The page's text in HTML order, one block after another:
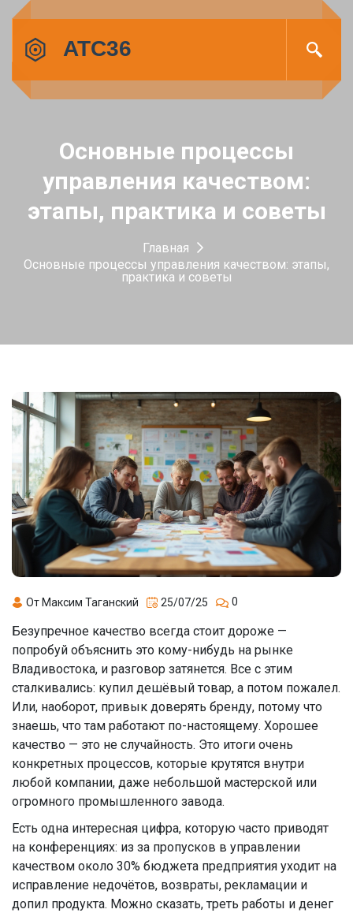
Основные процессы
управления качеством:
этапы, практика и советы
Главная
Основные процессы управления качеством: этапы,
практика и советы
От Максим Таганский 25/07/25 0
Безупречное качество всегда стоит дороже —
попробуй объяснить это кому-нибудь на рынке
Владивостока, и разговор затянется. Все с этим
сталкивались: купил дешёвый товар, а потом пожалел.
Или, наоборот, привык доверять бренду, потому что
знаешь, что там работают по-настоящему. Хорошее
качество — это не случайность. Это итоги очень
конкретных процессов, которые крутятся внутри
любой компании, даже небольшой мастерской или
огромного промышленного завода.
Есть одна интересная цифра, которую часто приводят
на конференциях: из за пропусков в управлении
качеством около 30% бюджета предприятия уходит на
исправление недочётов, возвраты, рекламации и
допил продукта. Можно сказать, треть работы и денег